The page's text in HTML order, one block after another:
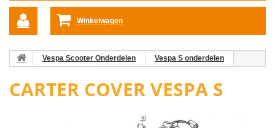
Winkelwagen
Vespa Scooter Onderdelen
Vespa S onderdelen
CARTER COVER VESPA S